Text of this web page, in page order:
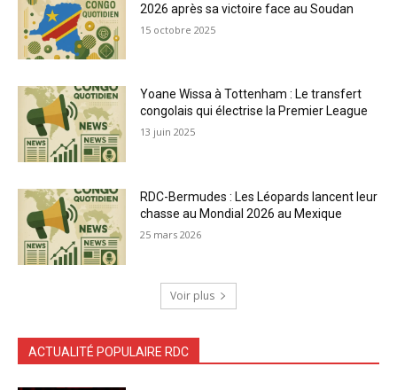
2026 après sa victoire face au Soudan
15 octobre 2025
Yoane Wissa à Tottenham : Le transfert
congolais qui électrise la Premier League
13 juin 2025
RDC-Bermudes : Les Léopards lancent leur
chasse au Mondial 2026 au Mexique
25 mars 2026
Voir plus
ACTUALITÉ POPULAIRE RDC